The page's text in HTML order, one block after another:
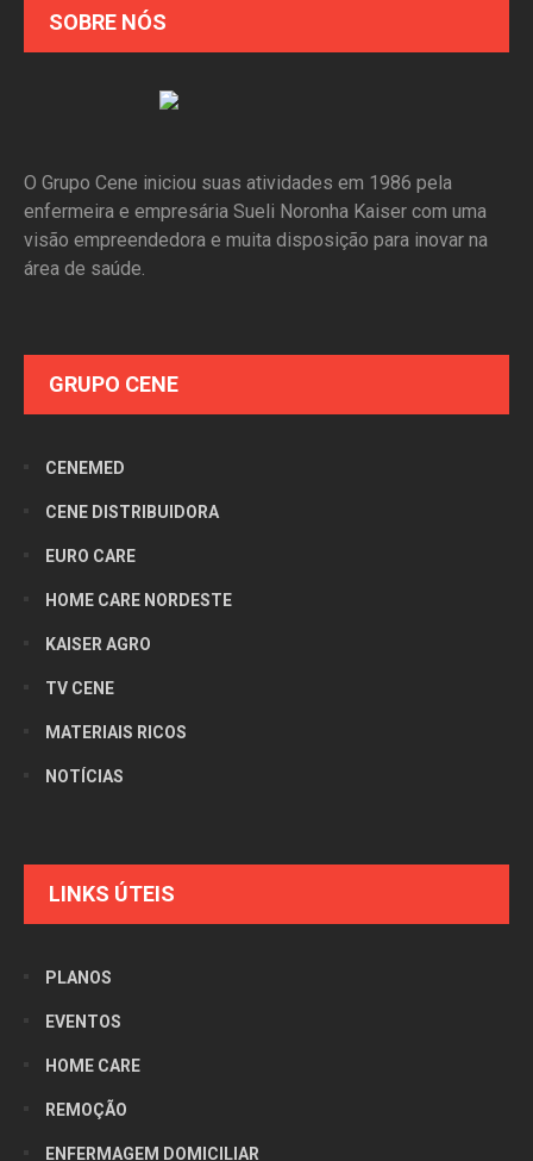
SOBRE NÓS
O Grupo Cene iniciou suas atividades em 1986 pela
enfermeira e empresária Sueli Noronha Kaiser com uma
visão empreendedora e muita disposição para inovar na
área de saúde.
GRUPO CENE
CENEMED
CENE DISTRIBUIDORA
EURO CARE
HOME CARE NORDESTE
KAISER AGRO
TV CENE
MATERIAIS RICOS
NOTÍCIAS
LINKS ÚTEIS
PLANOS
EVENTOS
HOME CARE
REMOÇÃO
ENFERMAGEM DOMICILIAR